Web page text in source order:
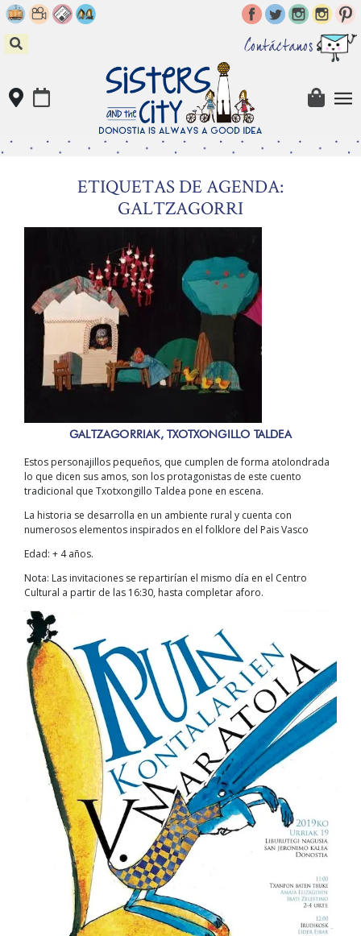
Skip
to
content
Contáctanos
ETIQUETAS DE AGENDA:
GALTZAGORRI
GALTZAGORRIAK, TXOTXONGILLO TALDEA
Estos personajillos pequeños, que cumplen de forma atolondrada
lo que dicen sus amos, son los protagonistas de este cuento
tradicional que Txotxongillo Taldea pone en escena.
La historia se desarrolla en un ambiente rural y cuenta con
numerosos elementos inspirados en el folklore del Pais Vasco
Edad: + 4 años.
Nota: Las invitaciones se repartirían el mismo día en el Centro
Cultural a partir de las 16:30, hasta completar aforo.